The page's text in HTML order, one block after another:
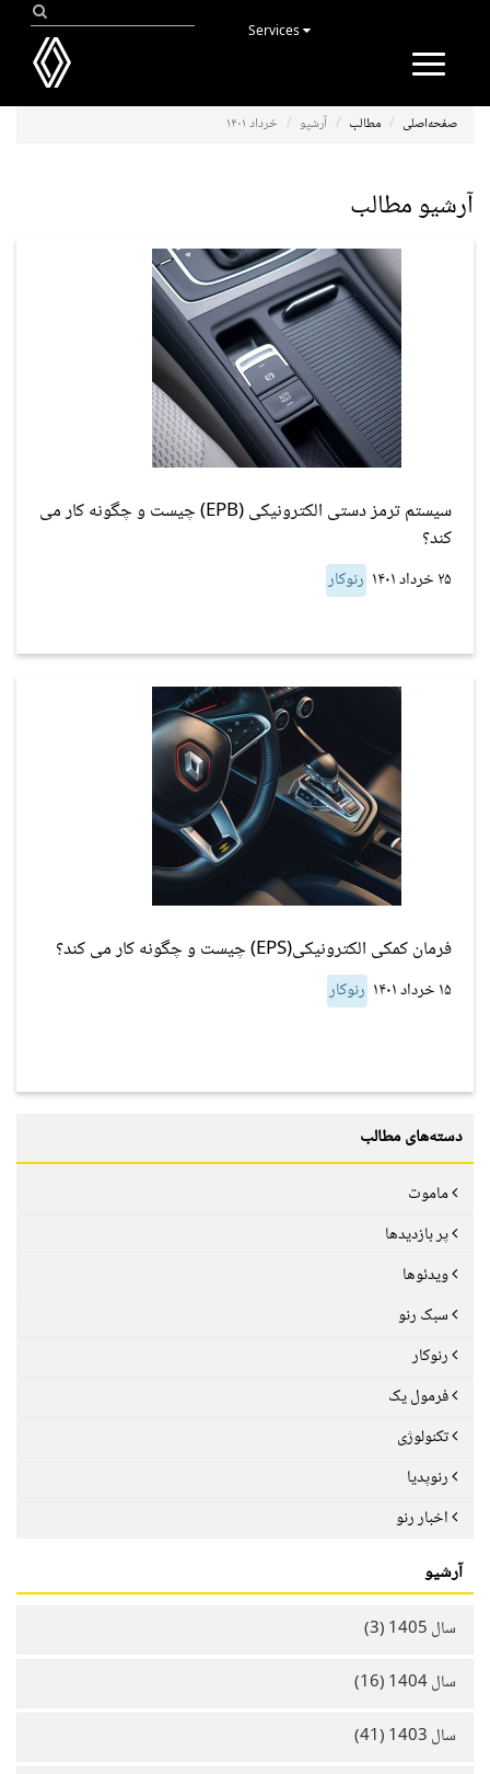
Toggle
صفحه‌اصلی مطالب آرشیو خرداد ۱۴۰۱
آرشیو مطالب
سیستم ترمز دستی الکترونیکی (EPB) چیست و چگونه کار می
کند؟
۲۵ خرداد ۱۴۰۱ رنوکار
فرمان کمکی الکترونیکی(EPS) چیست و چگونه کار می کند؟
۱۵ خرداد ۱۴۰۱ رنوکار
دسته‌های مطالب
ماموت
پر بازدیدها
ویدئوها
سبک رنو
رنوکار
فرمول یک
تکنولوژی
رنوپدیا
اخبار رنو
آرشیو
سال 1405 (3)
سال 1404 (16)
سال 1403 (41)